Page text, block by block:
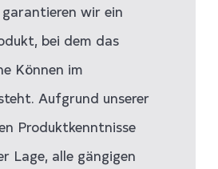
wir ein
bei dem das
Können im
Aufgrund unserer
Produktkenntnisse
Lage, alle gängigen